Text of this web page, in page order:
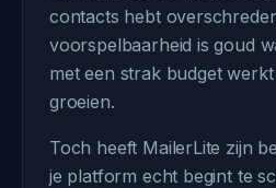
contacts hebt
voorspelbaarheid is goud
met een strak budget
groeien.
Toch heeft MailerLite zijn
je platform echt begint te